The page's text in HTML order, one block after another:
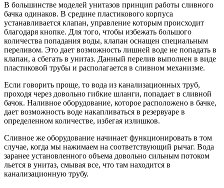
В большинстве моделей унитазов принцип работы сливного
бачка одинаков. В средине пластикового корпуса
устанавливается клапан, управление которым происходит
благодаря кнопке. Для того, чтобы избежать большого
количества попадания воды, клапан оснащен специальным
переливом. Это дает возможность лишней воде не попадать в
клапан, а сбегать в унитаз. Данный перелив выполнен в виде
пластиковой трубы и располагается в сливном механизме.
Если говорить проще, то вода из канализационных труб,
проходя через довольно гибкие шланги, попадает в сливной
бачок. Наливное оборудование, которое расположено в бачке,
дает возможность воде накапливаться в резервуаре в
определенном количестве, избегая излишков.
Сливное же оборудование начинает функционировать в том
случае, когда мы нажимаем на соответствующий рычаг. Вода
заранее установленного объема довольно сильным потоком
льется в унитаз, смывая все, что там находится в
канализационную трубу.